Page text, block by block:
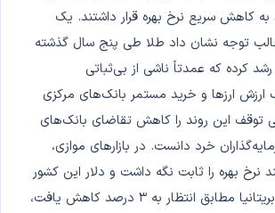
کاهش سریع نرخ بهره قرار داشتند. یک
توجه نشان داد طلا طی پنج سال گذشته
درصد رشد کرده که عمدتاً ناشی از بی‌ثباتی
ارزش ارزها و خرید مستمر بانک‌های مرکزی
توقف این روند را کاهش تقاضای بانک‌های
خرد دانست. در بازارهای موازی،
نرخ بهره را ثابت نگه داشت و دلار این کشور
تضعیف شد، تورم بریتانیا مطابق انتظار به ۳ درصد کاهش یافت،